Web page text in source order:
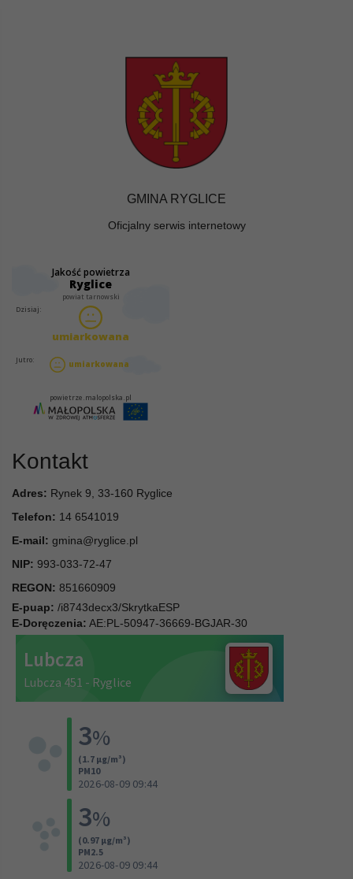
GMINA RYGLICE
Oficjalny serwis internetowy
Kontakt
Adres: Rynek 9, 33-160 Ryglice
Telefon: 14 6541019
E-mail: gmina@ryglice.pl
NIP: 993-033-72-47
REGON: 851660909
E-puap: /i8743decx3/SkrytkaESP
E-Doręczenia: AE:PL-50947-36669-BGJAR-30